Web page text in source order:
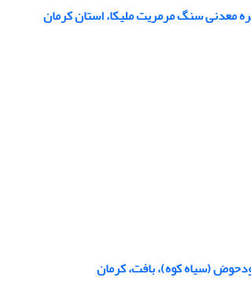
سنگ مرمریت ملیکا، استان کرمان
(سیاه کوه)، بافت، کرمان